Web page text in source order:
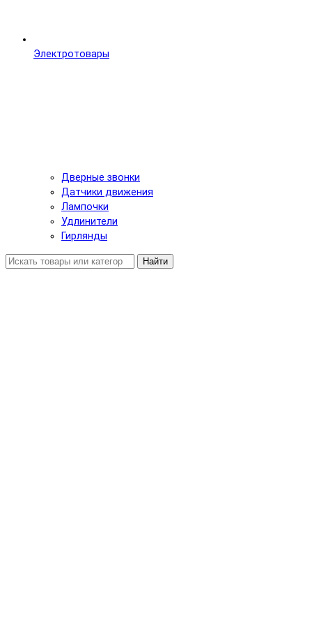
Электротовары
Дверные звонки
Датчики движения
Лампочки
Удлинители
Гирлянды
Найти